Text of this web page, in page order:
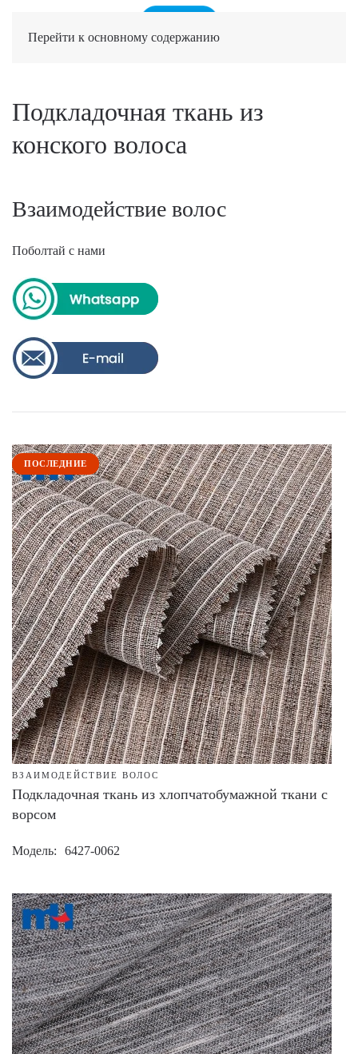
Перейти к основному содержанию
Подкладочная ткань из
конского волоса
Взаимодействие волос
Поболтай с нами
ПОСЛЕДНИЕ
ВЗАИМОДЕЙСТВИЕ ВОЛОС
Подкладочная ткань из хлопчатобумажной ткани с
ворсом
Модель 6427-0062